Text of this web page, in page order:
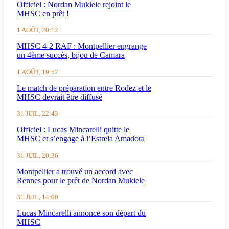
Officiel : Nordan Mukiele rejoint le
MHSC en prêt !
1 AOÛT, 20:12
MHSC 4-2 RAF : Montpellier engrange
un 4ème succès, bijou de Camara
1 AOÛT, 19:57
Le match de préparation entre Rodez et le
MHSC devrait être diffusé
31 JUIL, 22:43
Officiel : Lucas Mincarelli quitte le
MHSC et s’engage à l’Estrela Amadora
31 JUIL, 20:36
Montpellier a trouvé un accord avec
Rennes pour le prêt de Nordan Mukiele
31 JUIL, 14:00
Lucas Mincarelli annonce son départ du
MHSC